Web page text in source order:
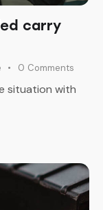
carry
0 Comments
situation with